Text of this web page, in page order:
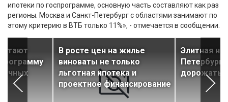
ипотеки по госпрограмме, основную часть составляют как раз
регионы. Москва и Санкт-Петербург с областями занимают по
этому критерию в ВТБ только 11%», - отмечается в сообщении.
В росте цен на жилье
виноваты не только
льготная ипотека и
проектное финансирование
Элитная
дорожать